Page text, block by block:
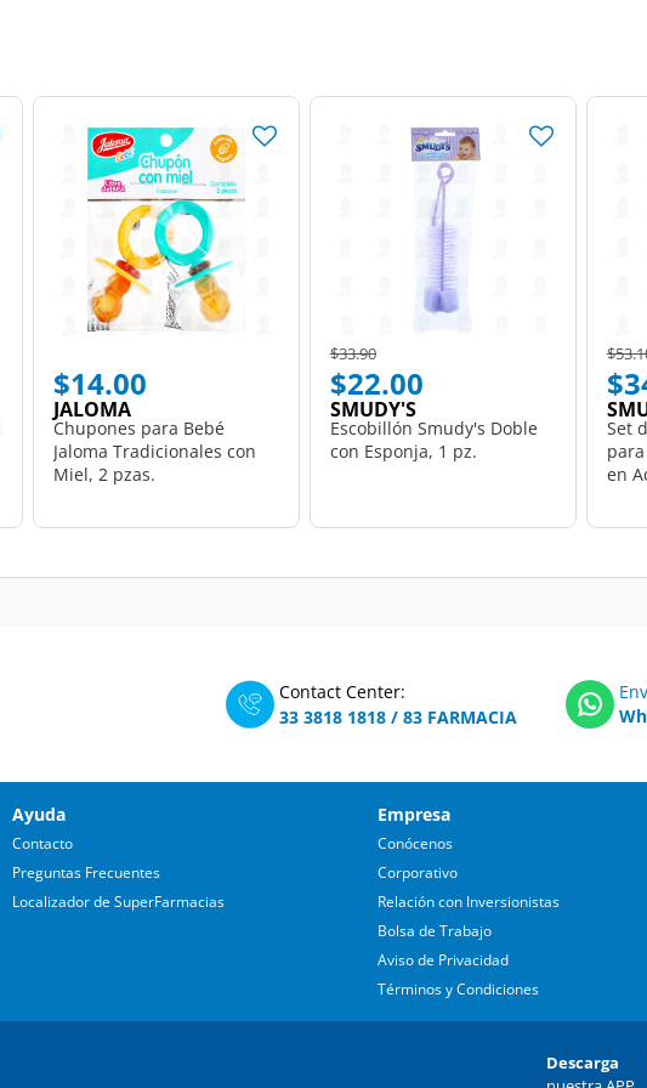
$14.00
JALOMA
Chupones para Bebé
Jaloma Tradicionales con
Miel, 2 pzas.
Price reduced from
$33.90to
$22.00
SMUDY'S
Escobillón Smudy's Doble
con Esponja, 1 pz.
Price
Set
en
Contact Center:
33 3818 1818 / 83 FARMACIA
Ayuda
Contacto
Preguntas Frecuentes
Localizador de SuperFarmacias
Empresa
Conócenos
Corporativo
Relación con Inversionistas
Bolsa de Trabajo
Aviso de Privacidad
Términos y Condiciones
Descarga